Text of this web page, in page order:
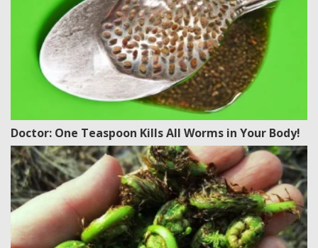
Doctor: One Teaspoon Kills All Worms in Your Body!